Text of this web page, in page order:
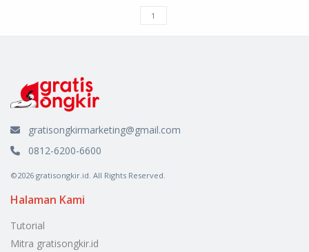
gratisongkirmarketing@gmail.com
0812-6200-6600
©2026 gratisongkir.id. All Rights Reserved.
Halaman Kami
Tutorial
Mitra gratisongkir.id